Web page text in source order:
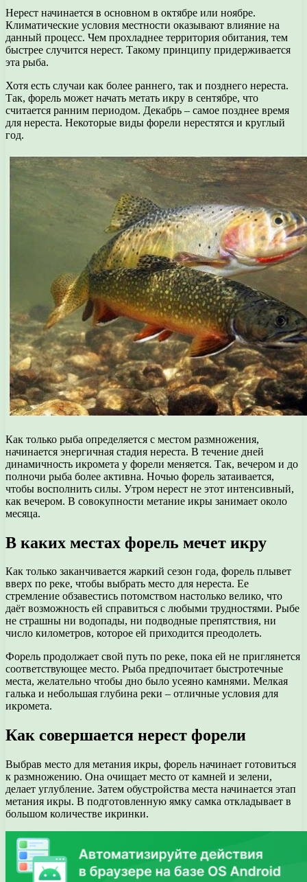
Нерест начинается в основном в октябре или ноябре.
Климатические условия местности оказывают влияние на
данный процесс. Чем прохладнее территория обитания, тем
быстрее случится нерест. Такому принципу придерживается
эта рыба.
Хотя есть случаи как более раннего, так и позднего нереста.
Так, форель может начать метать икру в сентябре, что
считается ранним периодом. Декабрь – самое позднее время
для нереста. Некоторые виды форели нерестятся и круглый
год.
Как только рыба определяется с местом размножения,
начинается энергичная стадия нереста. В течение дней
динамичность икромета у форели меняется. Так, вечером и до
полночи рыба более активна. Ночью форель затаивается,
чтобы восполнить силы. Утром нерест не этот интенсивный,
как вечером. В совокупности метание икры занимает около
месяца.
В каких местах форель мечет икру
Как только заканчивается жаркий сезон года, форель плывет
вверх по реке, чтобы выбрать место для нереста. Ее
стремление обзавестись потомством настолько велико, что
даёт возможность ей справиться с любыми трудностями. Рыбе
не страшны ни водопады, ни подводные препятствия, ни
число километров, которое ей приходится преодолеть.
Форель продолжает свой путь по реке, пока ей не приглянется
соответствующее место. Рыба предпочитает быстротечные
места, желательно чтобы дно было усеяно камнями. Мелкая
галька и небольшая глубина реки – отличные условия для
икромета.
Как совершается нерест форели
Выбрав место для метания икры, форель начинает готовиться
к размножению. Она очищает место от камней и зелени,
делает углубление. Затем обустройства места начинается этап
метания икры. В подготовленную ямку самка откладывает в
большом количестве икринки.